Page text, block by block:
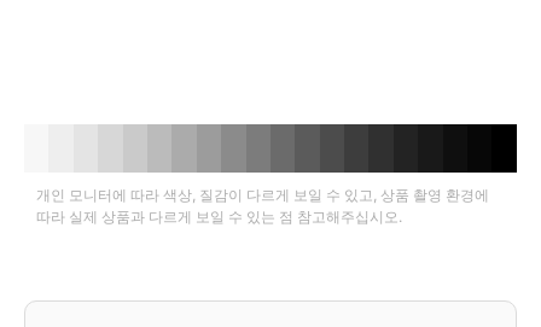
개인 모니터에 따라 색상, 질감이 다르게 보일 수 있고, 상품 촬영 환경에
따라 실제 상품과 다르게 보일 수 있는 점 참고해주십시오.